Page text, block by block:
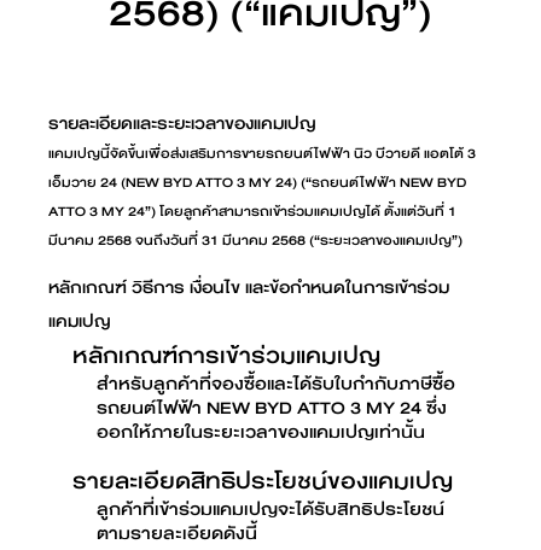
รายละเอียดและระยะเวลาของแคมเปญ
แคมเปญนี้จัดขึ้นเพื่อส่งเสริมการขายรถยนต์ไฟฟ้า นิว บีวายดี แอตโต้ 3
เอ็มวาย 24 (NEW BYD ATTO 3 MY 24) (“รถยนต์ไฟฟ้า NEW BYD
ATTO 3 MY 24”) โดยลูกค้าสามารถเข้าร่วมแคมเปญได้ ตั้งแต่วันที่ 1
มีนาคม 2568 จนถึงวันที่ 31 มีนาคม 2568 (“ระยะเวลาของแคมเปญ”)
หลักเกณฑ์ วิธีการ เงื่อนไข และข้อกำหนดในการเข้าร่วม
แคมเปญ
หลักเกณฑ์การเข้าร่วมแคมเปญ
สำหรับลูกค้าที่จองซื้อและได้รับใบกำกับภาษีซื้อ
รถยนต์ไฟฟ้า NEW BYD ATTO 3 MY 24 ซึ่ง
ออกให้ภายในระยะเวลาของแคมเปญเท่านั้น
รายละเอียดสิทธิประโยชน์ของแคมเปญ
ลูกค้าที่เข้าร่วมแคมเปญจะได้รับสิทธิประโยชน์
ตามรายละเอียดดังนี้